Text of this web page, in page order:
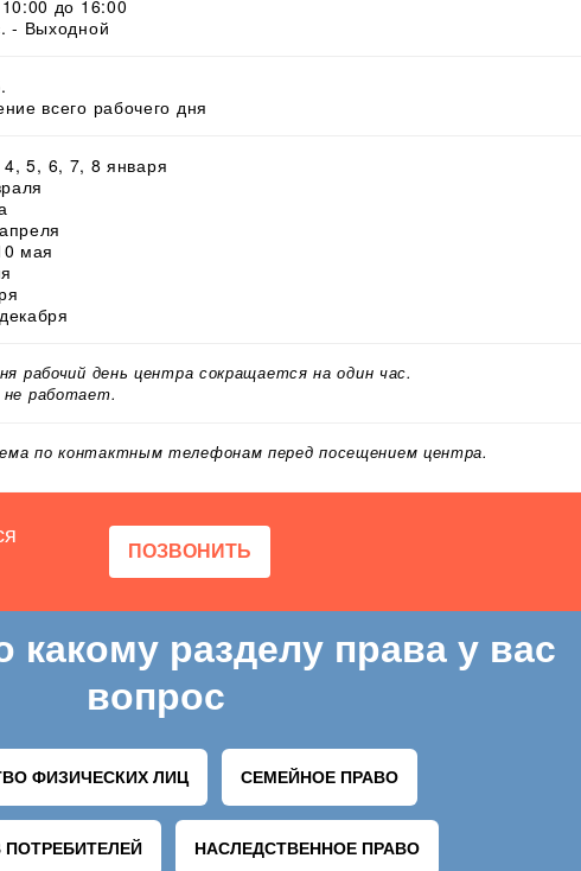
до 16:00
- Выходной
всего рабочего дня
5, 6, 7, 8 января
мая
рабочий день центра сокращается на один час.
не работает.
по контактным телефонам перед посещением центра.